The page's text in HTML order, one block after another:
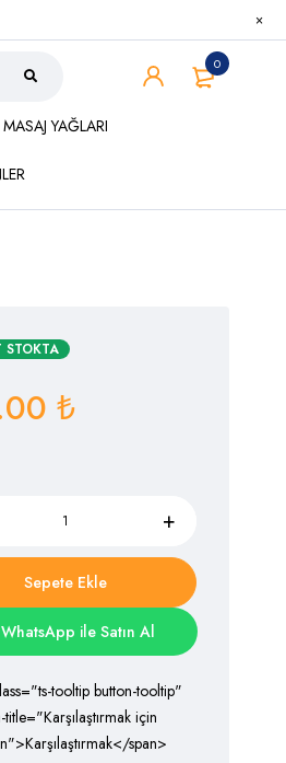
0
MASAJ YAĞLARI
STOKTA
₺
Sepete Ekle
WhatsApp ile Satın Al
tooltip button-tooltip"
title="Karşılaştırmak için
span>